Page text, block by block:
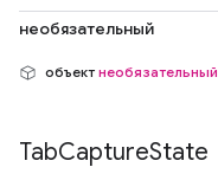
необязательный
объект необязательный
TabCaptureState